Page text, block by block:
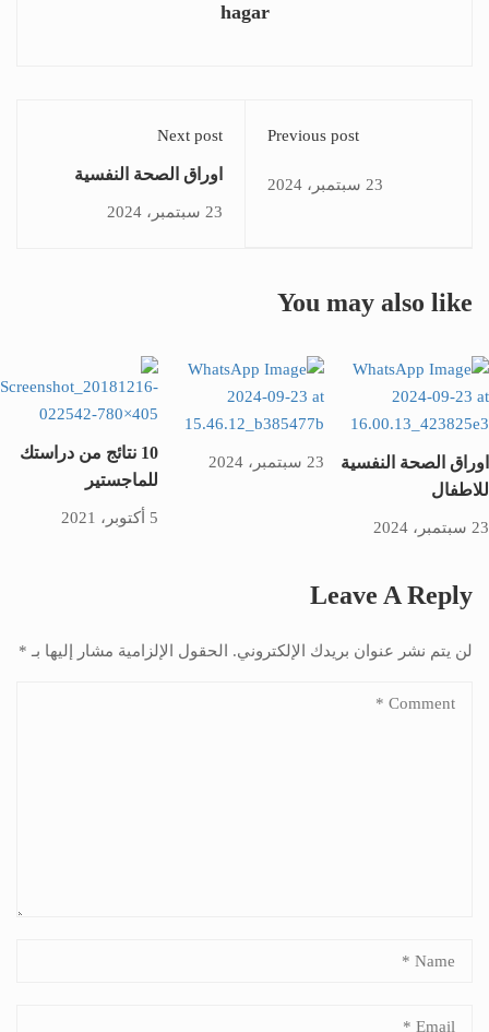
hagar
Previous post
23 سبتمبر، 2024
Next post
اوراق الصحة النفسية
23 سبتمبر، 2024
You may also like
اوراق الصحة النفسية
للاطفال
23 سبتمبر، 2024
23 سبتمبر، 2024
10 نتائج من دراستك
للماجستير
5 أكتوبر، 2021
Leave A Reply
لن يتم نشر عنوان بريدك الإلكتروني. الحقول الإلزامية مشار إليها بـ *